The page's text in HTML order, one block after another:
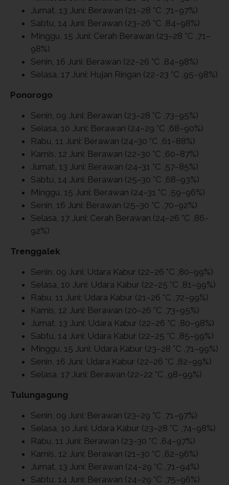
Jumat, 13 Juni: Berawan (21–28 °C ,71–97%)
Sabtu, 14 Juni: Berawan (23–26 °C ,84–98%)
Minggu, 15 Juni: Cerah Berawan (23–28 °C ,71–
98%)
Senin, 16 Juni: Berawan (22–26 °C ,84–98%)
Selasa, 17 Juni: Hujan Ringan (22–23 °C ,95–98%)
Ponorogo
Senin, 09 Juni: Berawan (23–28 °C ,73–95%)
Selasa, 10 Juni: Berawan (24–29 °C ,68–90%)
Rabu, 11 Juni: Berawan (24–30 °C ,61–88%)
Kamis, 12 Juni: Berawan (22–30 °C ,60–87%)
Jumat, 13 Juni: Berawan (24–31 °C ,57–85%)
Sabtu, 14 Juni: Berawan (25–30 °C ,68–93%)
Minggu, 15 Juni: Berawan (24–31 °C ,59–96%)
Senin, 16 Juni: Berawan (25–30 °C ,70–92%)
Selasa, 17 Juni: Cerah Berawan (24–26 °C ,86–
92%)
Trenggalek
Senin, 09 Juni: Udara Kabur (22–26 °C ,80–99%)
Selasa, 10 Juni: Udara Kabur (22–25 °C ,81–99%)
Rabu, 11 Juni: Udara Kabur (21–26 °C ,72–99%)
Kamis, 12 Juni: Berawan (20–26 °C ,73–95%)
Jumat, 13 Juni: Udara Kabur (22–26 °C ,80–98%)
Sabtu, 14 Juni: Udara Kabur (22–25 °C ,85–99%)
Minggu, 15 Juni: Udara Kabur (23–28 °C ,71–99%)
Senin, 16 Juni: Udara Kabur (22–26 °C ,82–99%)
Selasa, 17 Juni: Berawan (22–22 °C ,98–99%)
Tulungagung
Senin, 09 Juni: Berawan (23–29 °C ,71–97%)
Selasa, 10 Juni: Udara Kabur (23–28 °C ,74–98%)
Rabu, 11 Juni: Berawan (23–30 °C ,64–97%)
Kamis, 12 Juni: Berawan (21–30 °C ,62–96%)
Jumat, 13 Juni: Berawan (24–29 °C ,71–94%)
Sabtu, 14 Juni: Berawan (24–29 °C ,75–96%)